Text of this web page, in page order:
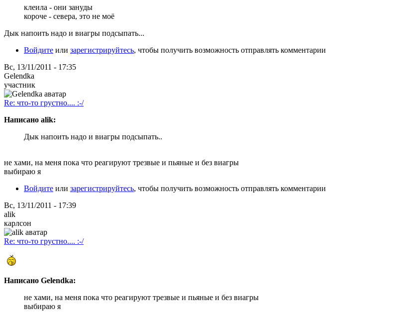
клеила - они зануды
короче - севера, это не моё
Дык напоить надо и виагры подсыпать...
Войдите или зарегистрируйтесь, чтобы получить возможность отправлять комментарии
Вс, 13/11/2011 - 17:35
Gelendka
участник
Re: что-то грустно.... :-/
Написано alik:
Дык напоить надо и виагры подсыпать..
не хами, на меня пока что реагируют трезвые и пьяные и без виагры
выбираю я
Войдите или зарегистрируйтесь, чтобы получить возможность отправлять комментарии
Вс, 13/11/2011 - 17:39
alik
карлсон
Re: что-то грустно.... :-/
Написано Gelendka:
не хами, на меня пока что реагируют трезвые и пьяные и без виагры
выбираю я